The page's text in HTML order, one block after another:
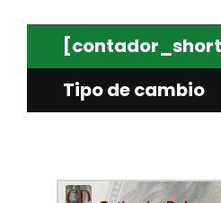
Tipo de cambio